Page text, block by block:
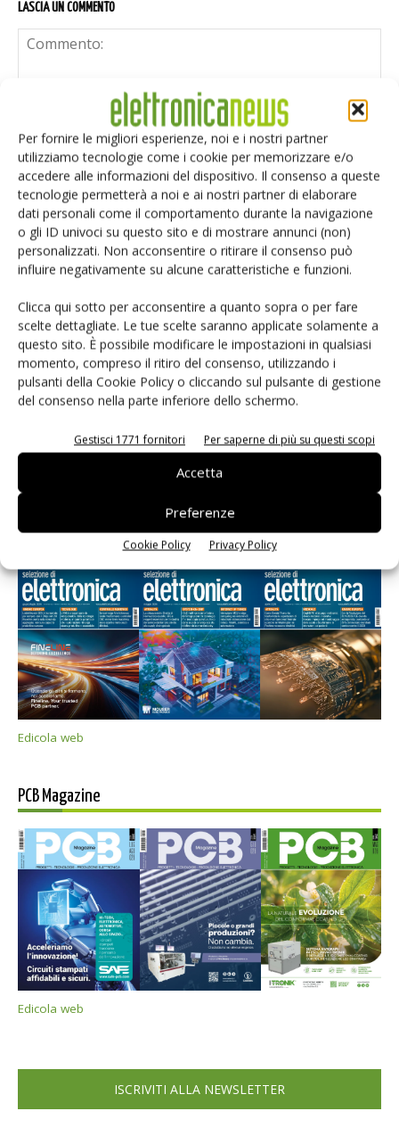
Per fornire le migliori esperienze, noi e i nostri partner
utilizziamo tecnologie come i cookie per memorizzare e/o
accedere alle informazioni del dispositivo. Il consenso a queste
tecnologie permetterà a noi e ai nostri partner di elaborare
dati personali come il comportamento durante la navigazione
o gli ID univoci su questo sito e di mostrare annunci (non)
personalizzati. Non acconsentire o ritirare il consenso può
influire negativamente su alcune caratteristiche e funzioni.
Clicca qui sotto per acconsentire a quanto sopra o per fare
scelte dettagliate. Le tue scelte saranno applicate solamente a
questo sito. È possibile modificare le impostazioni in qualsiasi
momento, compreso il ritiro del consenso, utilizzando i
pulsanti della Cookie Policy o cliccando sul pulsante di gestione
del consenso nella parte inferiore dello schermo.
Gestisci 1771 fornitori Per saperne di più su questi scopi
Accetta
Preferenze
Cookie Policy Privacy Policy
LASCIA UN COMMENTO
Salva il mio nome, email e sito web in questo browser per i
prossimi commenti.
Selezione di elettronica
Edicola web
PCB Magazine
Edicola web
ISCRIVITI ALLA NEWSLETTER